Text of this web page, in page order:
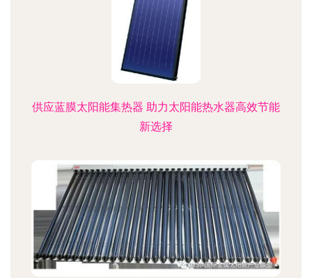
供应蓝膜太阳能集热器 助力太阳能热水器高效节能
新选择